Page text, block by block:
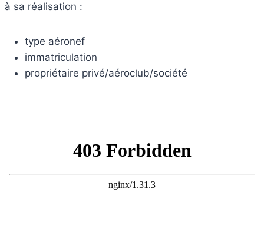
à sa réalisation :
type aéronef
immatriculation
propriétaire privé/aéroclub/société